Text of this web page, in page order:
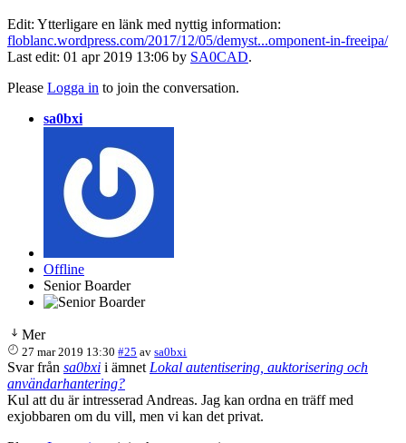
Edit: Ytterligare en länk med nyttig information:
floblanc.wordpress.com/2017/12/05/demyst...omponent-in-freeipa/
Last edit: 01 apr 2019 13:06 by SA0CAD.
Please Logga in to join the conversation.
sa0bxi
Offline
Senior Boarder
Mer
27 mar 2019 13:30 #25 avsa0bxi
Svar från sa0bxi i ämnet Lokal autentisering, auktorisering och
användarhantering?
Kul att du är intresserad Andreas. Jag kan ordna en träff med
exjobbaren om du vill, men vi kan det privat.